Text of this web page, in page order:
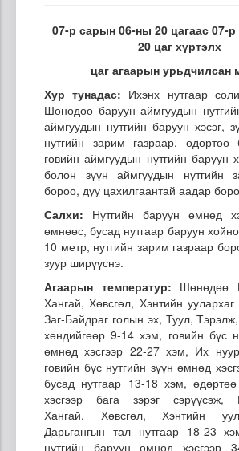
07-р сарын 06-ны 20 цагаас 07-
20 цаг хүртэлх
цаг агаарын урьдчилсан
Хур тунадас: Ихэнх нутгаар
Шөнөдөө баруун аймгуудын
аймгуудын нутгийн баруун хэсэг,
нутгийн зарим газраар, өдөртөө
говийн аймгуудын нутгийн баруун
болон зүүн аймгуудын нутгийн
бороо, дуу цахилгаантай аадар
Салхи: Нутгийн баруун өмнөд
өмнөөс, бусад нутгаар баруун
10 метр, нутгийн зарим газраар
зуур ширүүснэ.
Агаарын температур: Шөнөдөө
Хангай, Хөвсгөл, Хэнтийн уулархаг
Заг-Байдраг голын эх, Туул,
хөндийгөөр 9-14 хэм, говийн бүс
өмнөд хэсгээр 22-27 хэм, Их
говийн бүс нутгийн зүүн өмнөд
бусад нутгаар 13-18 хэм,
хэсгээр бага зэрэг сэрүүсэж,
Хангай, Хөвсгөл, Хэнтийн
Дарьгангын тал нутгаар 18-23
нутгийн баруун өмнөд хэсгээр